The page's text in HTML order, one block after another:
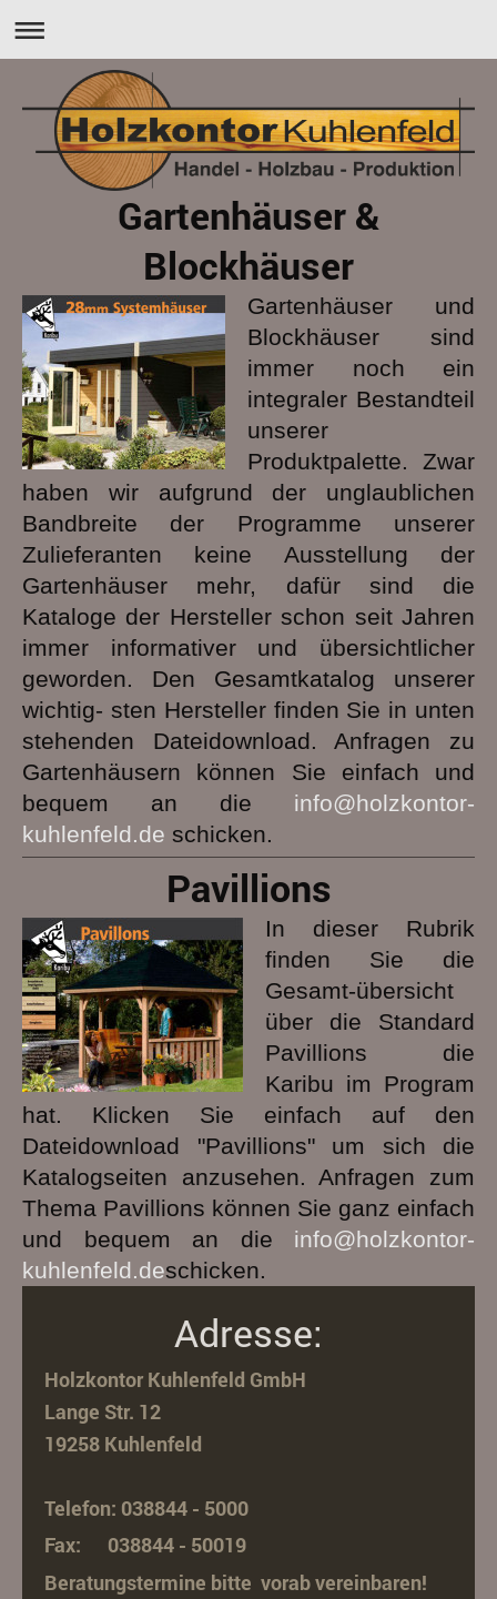
Gartenhäuser &
Blockhäuser
Gartenhäuser und
Blockhäuser sind
immer noch ein
integraler Bestandteil
unserer
Produktpalette. Zwar
haben wir aufgrund der unglaublichen
Bandbreite der Programme unserer
Zulieferanten keine Ausstellung der
Gartenhäuser mehr, dafür sind die
Kataloge der Hersteller schon seit Jahren
immer informativer und übersichtlicher
geworden. Den Gesamtkatalog unserer
wichtig- sten Hersteller finden Sie in unten
stehenden Dateidownload. Anfragen zu
Gartenhäusern können Sie einfach und
bequem an die info@holzkontor-
kuhlenfeld.de schicken.
Pavillions
In dieser Rubrik
finden Sie die
Gesamt-übersicht
über die Standard
Pavillions die
Karibu im Program
hat. Klicken Sie einfach auf den
Dateidownload "Pavillions" um sich die
Katalogseiten anzusehen. Anfragen zum
Thema Pavillions können Sie ganz einfach
und bequem an die info@holzkontor-
kuhlenfeld.deschicken.
Adresse:
Holzkontor Kuhlenfeld GmbH
Lange Str. 12
19258 Kuhlenfeld
Telefon: 038844 - 5000
Fax: 038844 - 50019
Beratungstermine bitte vorab vereinbaren!